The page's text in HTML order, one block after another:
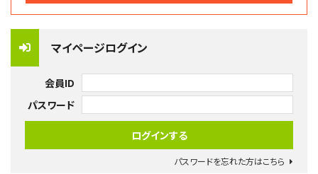
マイページログイン
会員ID
パスワード
パスワードを忘れた方はこちら